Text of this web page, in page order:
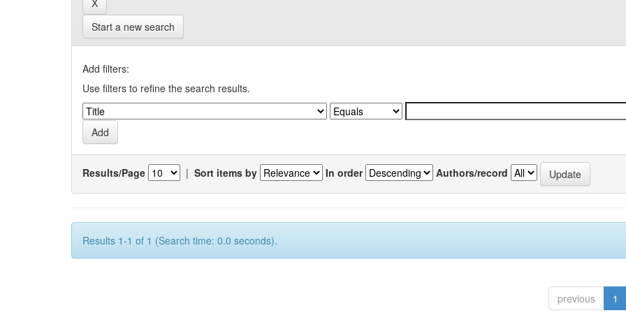
Start a new search
Add filters:
Use filters to refine the search results.
Results/Page | Sort items by In order Authors/record
Results 1-1 of 1 (Search time: 0.0 seconds).
previous 1